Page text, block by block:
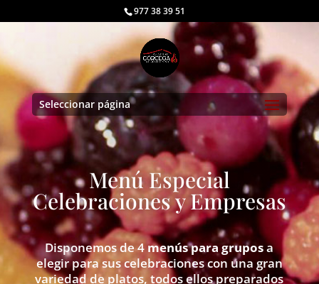
977 38 39 51
Seleccionar página
Menú Especial
Celebraciones y Empresas
Disponemos de 4menús para gruposa
elegir para sus celebraciones con una gran
variedad de platos, todos ellos preparados